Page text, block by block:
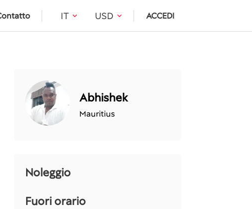
IT USD ACCEDI
Abhishek
Mauritius
Noleggio
Fuori orario